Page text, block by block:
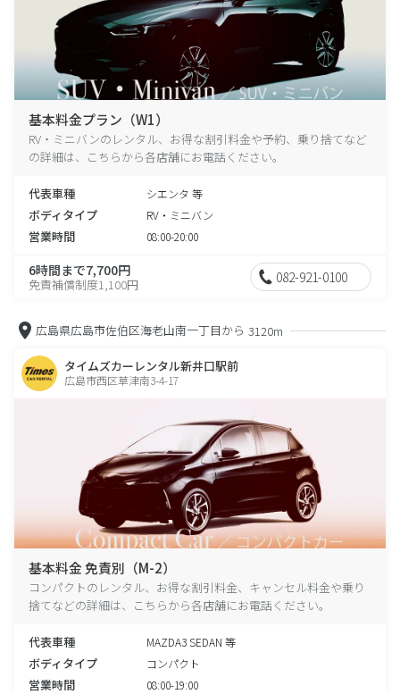
基本料金プラン（W1）
RV・ミニバンのレンタル、お得な割引料金や予約、乗り捨てなど
の詳細は、こちらから各店舗にお電話ください。
代表車種 シエンタ 等
ボディタイプ RV・ミニバン
営業時間 08:00-20:00
6時間まで7,700円
免責補償制度1,100円 082-921-0100
広島県広島市佐伯区海老山南一丁目から 3120m
タイムズカーレンタル新井口駅前
広島市西区草津南3-4-17
基本料金 免責別（M-2）
コンパクトのレンタル、お得な割引料金、キャンセル料金や乗り
捨てなどの詳細は、こちらから各店舗にお電話ください。
代表車種 MAZDA3 SEDAN 等
ボディタイプ コンパクト
営業時間 08:00-19:00